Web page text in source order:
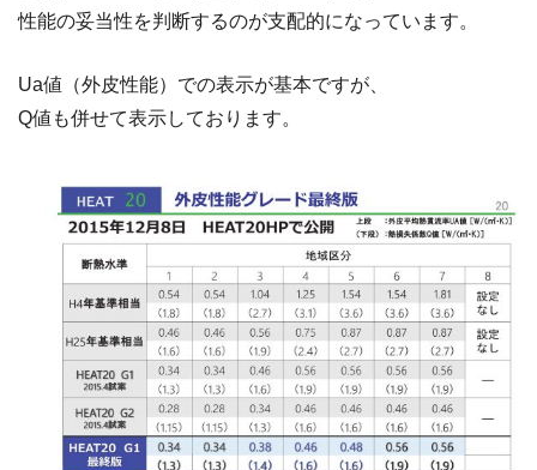
性能の妥当性を判断するのが支配的になっています。
Ua値（外皮性能）での表示が基本ですが、
Q値も併せて表示しております。